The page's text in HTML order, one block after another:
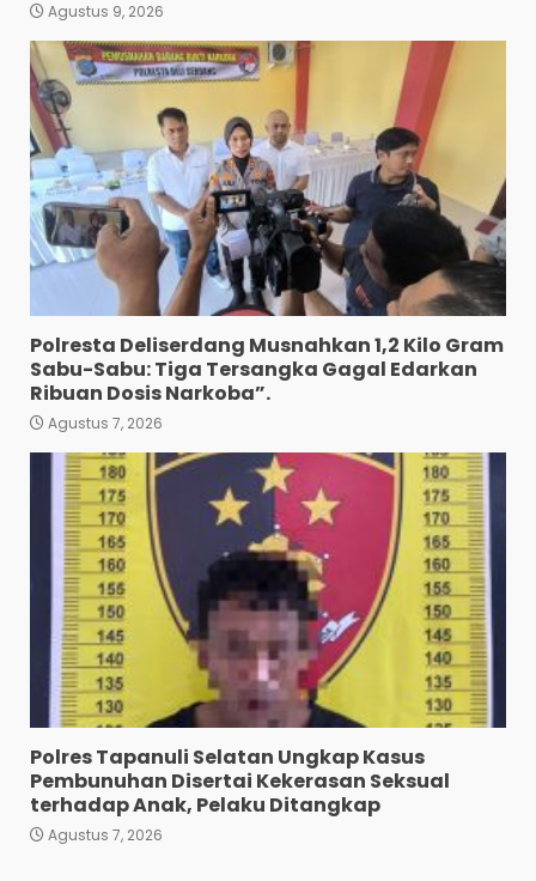
Agustus 9, 2026
Polresta Deliserdang Musnahkan 1,2 Kilo Gram
Sabu-Sabu: Tiga Tersangka Gagal Edarkan
Ribuan Dosis Narkoba”.
Agustus 7, 2026
Polres Tapanuli Selatan Ungkap Kasus
Pembunuhan Disertai Kekerasan Seksual
terhadap Anak, Pelaku Ditangkap
Agustus 7, 2026
3
HUT Ke-1 Partai Rakyat
Indonesia Berlangsung
Meriah, DPD PRI Sumut Siap
Hadapi Pemilu 2029
Mendatang
Agustus 9, 2026
Wujud Pelayanan Prima:
Kapolsek Pancurbatu
Kompol Junaidi SH Atur Lalin
Dan Seberangkan Pejalan
Kaki.
5
Polresta Deliserdang
Musnahkan 1,2 Kilo Gram
Sabu-Sabu: Tiga Tersangka
Narkoba”.
Agustus 7, 2026
Polres Tapanuli Selatan
Ungkap Kasus Pembunuhan
Disertai Kekerasan Seksual
terhadap Anak, Pelaku
Ditangkap
Agustus 7, 2026
7
Pewarta Polrestabes Medan
Gelar Jumat Barokah,
Pererat Silaturahmi,
Kokohkan Sinergi Media dan
Kepolisian
Agustus 7, 2026
Turnamen Piala Bergilir